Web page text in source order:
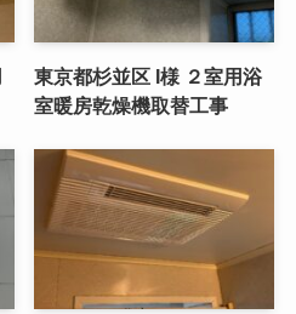
東京都杉並区 I様 ２室用浴
室暖房乾燥機取替工事